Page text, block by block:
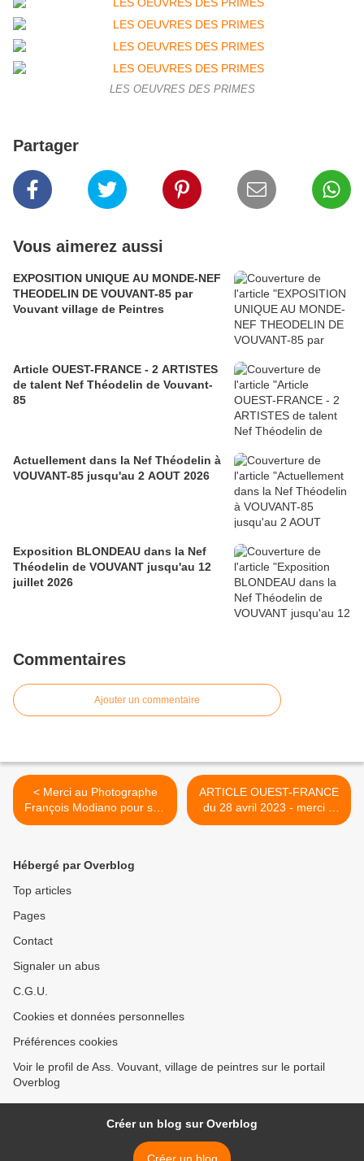
LES OEUVRES DES PRIMES
Partager
Vous aimerez aussi
EXPOSITION UNIQUE AU MONDE-NEF
THEODELIN DE VOUVANT-85 par
Vouvant village de Peintres
Article OUEST-FRANCE - 2 ARTISTES
de talent Nef Théodelin de Vouvant-
85
Actuellement dans la Nef Théodelin à
VOUVANT-85 jusqu'au 2 AOUT 2026
Exposition BLONDEAU dans la Nef
Théodelin de VOUVANT jusqu'au 12
juillet 2026
Commentaires
Ajouter un commentaire
< Merci au Photographe
François Modiano pour son
reportage du 6.04.
ARTICLE OUEST-FRANCE
du 28 avril 2023 - merci à
Thierry Frioux,
Hébergé par Overblog
Top articles
Pages
Contact
Signaler un abus
C.G.U.
Cookies et données personnelles
Préférences cookies
Voir le profil de Ass. Vouvant, village de peintres sur le portail
Overblog
Créer un blog sur Overblog